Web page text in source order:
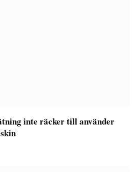
inte räcker till använder